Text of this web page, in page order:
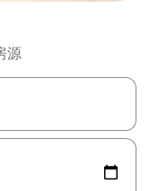
源
或通过点击或滑动手势